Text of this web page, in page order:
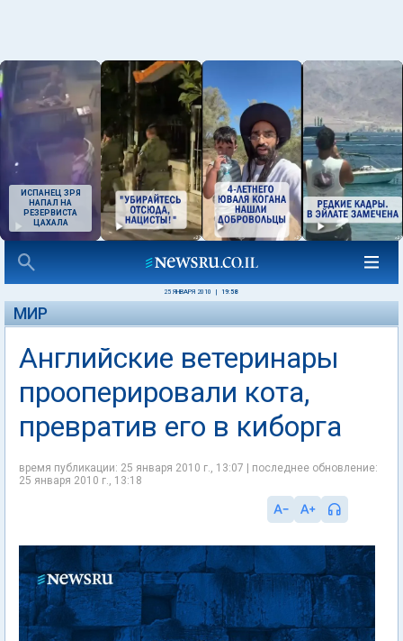
ИСПАНЕЦ ЗРЯ
НАПАЛ НА
РЕЗЕРВИСТА
ЦАХАЛА
25 ЯНВАРЯ 2010 19:58
МИР
Английские ветеринары
прооперировали кота,
превратив его в киборга
время публикации: 25 января 2010 г., 13:07 | последнее обновление:
25 января 2010 г., 13:18